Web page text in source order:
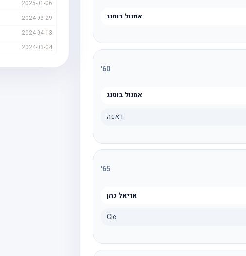
אמנול בוטנג
60
'
אמנול בוטנג
דאפה
65
'
אריאל כהן
Cle
2025-01-06
2024-08-29
2024-04-13
2024-03-04